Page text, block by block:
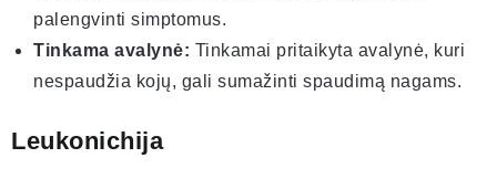
palengvinti simptomus.
Tinkama avalynė: Tinkamai pritaikyta avalynė, kuri
nespaudžia kojų, gali sumažinti spaudimą nagams.
Leukonichija